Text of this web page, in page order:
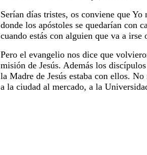
Serían días tristes, os conviene que
donde los apóstoles se quedarían con
cuando estás con alguien que va a
Pero el evangelio nos dice que
misión de Jesús. Además los
la Madre de Jesús estaba con ellos.
a la ciudad al mercado, a la